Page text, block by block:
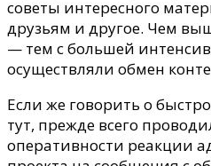
советы интересного
друзьям и другое. Чем
— тем с большей
осуществляли обмен
Если же говорить о
тут, прежде всего
оперативности реакции